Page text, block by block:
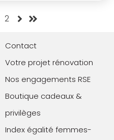
2
Contact
Votre projet rénovation
Nos engagements RSE
Boutique cadeaux &
privilèges
Index égalité femmes-